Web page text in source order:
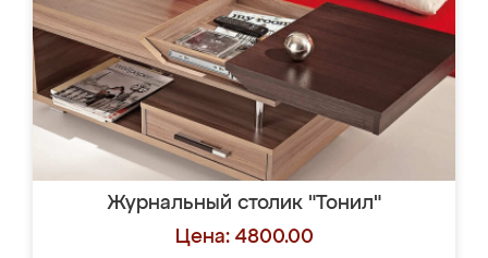
Журнальный столик "Тонил"
Цена: 4800.00